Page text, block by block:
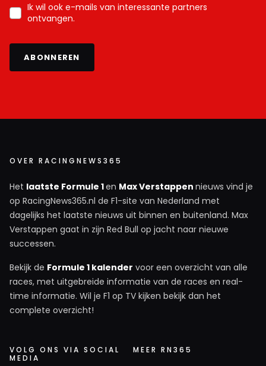
Ik wil ook e-mails van interessante partners
ontvangen.
ABONNEREN
OVER RACINGNEWS365
Het laatste Formule 1en Max Verstappen nieuws vind je
op RacingNews365.nl de F1-site van Nederland met
dagelijks het laatste nieuws uit binnen en buitenland. Max
Verstappen gaat in zijn Red Bull op jacht naar nieuwe
successen.
Bekijk de Formule 1 kalender voor een overzicht van alle
races, met uitgebreide informatie van de races en real-
time informatie. Wil je F1 op TV kijken bekijk dan het
complete overzicht!
VOLG ONS VIA SOCIAL
MEDIA
MEER RN365